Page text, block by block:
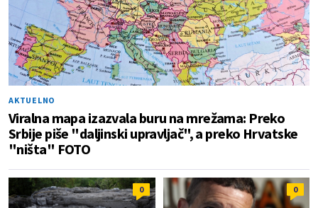
AKTUELNO
Viralna mapa izazvala buru na mrežama: Preko
Srbije piše "daljinski upravljač", a preko Hrvatske
"ništa" FOTO
0 0